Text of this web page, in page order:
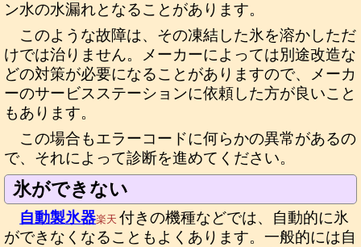
ン水の水漏れとなることがあります。
このような故障は、その凍結した氷を溶かしただ
けでは治りません。メーカーによっては別途改造な
どの対策が必要になることがありますので、メーカ
ーのサービスステーションに依頼した方が良いこと
もあります。
この場合もエラーコードに何らかの異常があるの
で、それによって診断を進めてください。
氷ができない
自動製氷器楽天付きの機種などでは、自動的に氷
ができなくなることもよくあります。一般的には自